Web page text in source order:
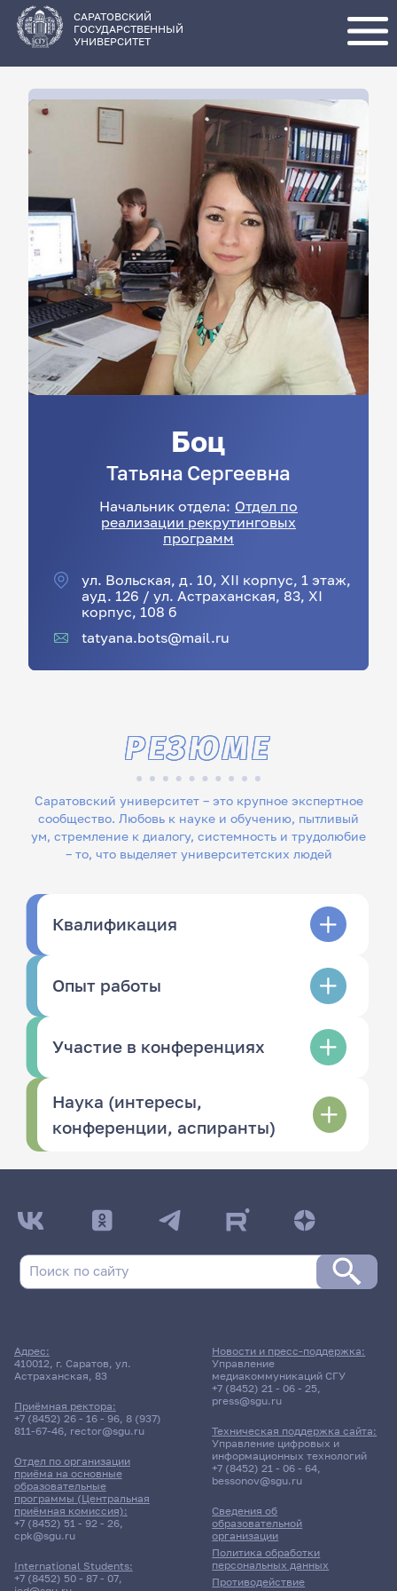
основному
содержанию
САРАТОВСКИЙ
ГОСУДАРСТВЕННЫЙ
УНИВЕРСИТЕТ
Боц
Татьяна Сергеевна
Начальник отдела: Отдел по
реализации рекрутинговых
программ
ул. Вольская, д. 10, XII корпус, 1 этаж,
ауд. 126 / ул. Астраханская, 83, XI
корпус, 108 б
tatyana.bots@mail.ru
Саратовский университет – это крупное экспертное
сообщество. Любовь к науке и обучению, пытливый
ум, стремление к диалогу, системность и трудолюбие
– то, что выделяет университетских людей
РЕЗЮМЕ
Квалификация
Опыт работы
Участие в конференциях
Наука (интересы,
конференции, аспиранты)
Адрес:
410012, г. Саратов, ул.
Астраханская, 83
Приёмная ректора:
+7 (8452) 26 - 16 - 96, 8 (937)
811-67-46, rector@sgu.ru
Отдел по организации
приёма на основные
образовательные
программы (Центральная
приёмная комиссия):
+7 (8452) 51 - 92 - 26,
cpk@sgu.ru
International Students:
+7 (8452) 50 - 87 - 07,
Сведения об
образовательной
организации
Политика обработки
персональных данных
Противодействие
Новости и пресс-поддержка:
Управление
медиакоммуникаций СГУ
+7 (8452) 21 - 06 - 25,
press@sgu.ru
Техническая поддержка сайта:
Управление цифровых и
информационных технологий
+7 (8452) 21 - 06 - 64,
bessonov@sgu.ru